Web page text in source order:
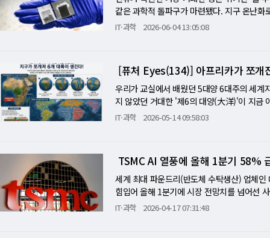
치료제를 지속 방출할 수 있다. 또한 3차원
시키는 생체 거푸집 역할을 한다. 인공 실크
적 열망이 숨어있었다. 독성 용매 하나 없이
을 살려내는 대자연의 지혜. 지난 수억 년 동
류의 삶과 산업을 구원하는 가장 강력한 미
크 브리프(2026년 8월 1일), 인디아 투데이
이 오랜 시간 우주의 거친 환경을 견디며 자
는 처음으로 생명가능지대 암석행성의 대
"거주 가능 영역을 공전하는 인근 암석형
ere of a nearby rocky exoplanet
전 세계 탄소배출량이 급격히 줄어든다고 하
균형을 회복하는 과정을 이어갈 것으로 연구
된 탄소까지 사라지는 것은 아니다. 결국 현
는 거대한 저장소라는 것이다. 연구진은 앞
능력의 한계와 탄소순환의 임계점(tipping
를 쓰고 있다. 그 기록이 미래의 지질학에서
전환의 시작으로 기록될지는 결국 지금 인류
검출 지금까지 과학자들은 은하수 성간 공간
로 검출된 것은 이번이 처음이다. 이전에는
2020년 소행성 베누에서 채취된 시료에서도
도 맞닿아 있다. 초기 지구는 뜨겁고 불안정
만들어지지 않았을 가능성을 보여줬다. 그
져 운석과 혜성, 소행성 먼지를 통해 지구 표
년 전 소행성과 혜성이 태양계 안쪽 행성들
만t에 이르는 에리트룰로스가 뿌려졌을 가능
받아들였을 가능성을 강화한다고 평가했다.
졌을 수 있다는 것이다. 일본 도호쿠대 후루
성에 전달됐을 가능성에 주목했다. 다만 그
말했다. 에리트룰로스, 자연에 소량 존재 에
화장품 산업에서는 셀프 태닝 제품의 성분으
확인했다. 빛의 스펙트럼은 천체가 어떤 물
지를 말해주는 우주의 지문이다. 코코레프
했다. 하나하나의 선을 측정하고 맞춰가자,
한다는 강력한 신호다. 블랙홀 가까이에서
트럼 무늬가 만들어졌다는 뜻이다. 또 다른
개의 철 방출선을 확인했는데, 이를 '철의 숲'
는 설명하기 어렵다. 빠르게 물질을 빨아들
수 특징 역시 강력한 중심 에너지원이 두꺼
쪽에서는 블랙홀이 빠르게 물질을 삼키며
서 강하게 꺾이는 현상으로, 별빛의 나이와
망원경의 프런티어 필즈와 버펄로 프로그램
5 주변에는 거대한 모은하가 존재하는 것으
는 물질은 일반 폐기물보다 훨씬 유해하다.
소 같은 유독가스도 함께 나온다. 다환방향
기·심혈관 질환, 암, 생식 기능 이상, 신경계
45%를 차지했지만, 금지 조치 이후 물량은
전환됐으며, 수입 폐기물의 상당 부분은 서
아다. 세계경제포럼과 인도네시아 정부는
했다. 연구진은 중국의 수입 금지 이후인
미세먼지 오염이 통상적인 추세보다 평균
을 각각 약 1.5%, 1.9%, 3.5% 높이는 수준
수입국 주민의 건강 위험으로 전가되고 있
기물 수입항을 15곳으로 제한했고, 2025년
바젤협약을 비준한 국가의 플라스틱 폐기물
처분을 규제하는 바젤협약을 아직 비준하지
같은 과학적 돌파구가 마련됐다. 지구 온난
수 담수화' 기술은 필수적이지만, 그동안 생
체스터 대학교 광학·물리학과 궈춘레이
& Applications)'을 통해 이 같은 꿈의 기술
는 겉보기에는 평범한 '검은색 금속판'이다.
단위의 초미세 홈들이 파여 있다. 1000조분
면을 정밀하게 깎아낸 결과물이다. 이 특수
력을 거스르고 분수처럼 금속판 전체로 순
퍼진 얇은 바닷물 막이 순식간에 증기로 변
쓰지 않은 순도 100%의 깨끗한 식수가 완성
로 바닷물을 증발시키는 아이디어 자체는
속 소금(염화나트륨)과 달리, 바다에 녹아 있
IT·과학 2026-06-04 13:05:08
[퓨처 Eyes(134)] 아프리카가 쪼
우리가 교실에서 배웠던 5대양 6대주의 세계
지 않았던 거대한 '제6의 대양(大洋)'이 지금
초대륙이었던 '판게아(Pangea)'가 쪼개져 지
선점하려는 글로벌 패권 전쟁의 거대한 서
구의 지각판들은 끊임없이 이동하며 충돌하
이크 데일리(Mike Daly) 교수와 루타 카롤
티어스 인 어스 사이언스(Frontiers in
대 온천수에서 지각 분열의 '스모킹 건(결정
IT·과학 2026-05-14 09:58:03
TSMC AI 열풍에 올해 1분기 58%
세계 최대 파운드리(반도체 수탁생산) 업체
힘입어 올해 1분기에 시장 전망치를 넘어선
일(현지시간) 실적 발표를 통해 1분기 순이
IT·과학 2026-04-17 07:31:48